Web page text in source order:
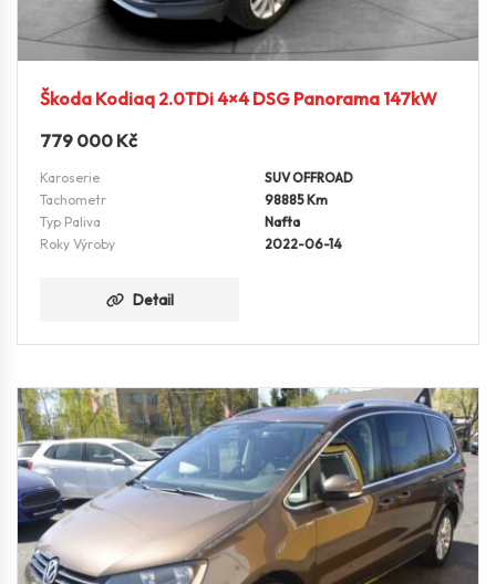
Škoda Kodiaq 2.0TDi 4×4 DSG Panorama 147kW
779 000 Kč
Karoserie
SUV OFFROAD
Tachometr
98885 Km
Typ Paliva
Nafta
Roky Výroby
2022-06-14
Detail